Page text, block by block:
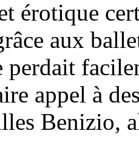
érotique
aux
perdait
appel à
Benizio,